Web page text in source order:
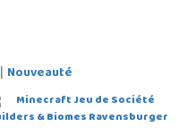
| Nouveauté